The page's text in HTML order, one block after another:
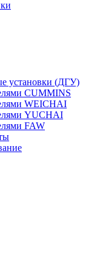
установки (ДГУ)
CUMMINS
WEICHAI
YUCHAI
FAW